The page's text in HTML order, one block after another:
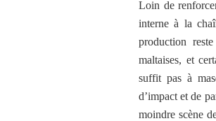
Loin de
interne à la
production
maltaises, et
suffit pas à
d’impact et de
moindre scène